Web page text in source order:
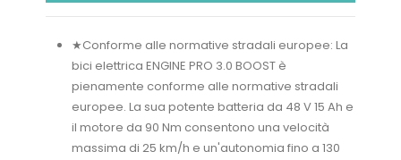
★Conforme alle normative stradali europee: La
bici elettrica ENGINE PRO 3.0 BOOST è
pienamente conforme alle normative stradali
europee. La sua potente batteria da 48 V 15 Ah e
il motore da 90 Nm consentono una velocità
massima di 25 km/h e un'autonomia fino a 130